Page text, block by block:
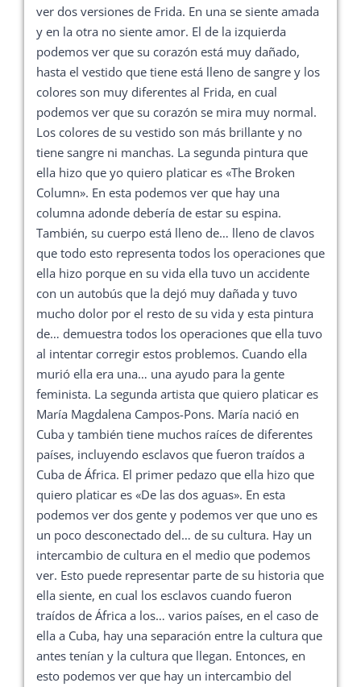
ver dos versiones de Frida. En una se siente amada
y en la otra no siente amor. El de la izquierda
podemos ver que su corazón está muy dañado,
hasta el vestido que tiene está lleno de sangre y los
colores son muy diferentes al Frida, en cual
podemos ver que su corazón se mira muy normal.
Los colores de su vestido son más brillante y no
tiene sangre ni manchas. La segunda pintura que
ella hizo que yo quiero platicar es «The Broken
Column». En esta podemos ver que hay una
columna adonde debería de estar su espina.
También, su cuerpo está lleno de… lleno de clavos
que todo esto representa todos los operaciones que
ella hizo porque en su vida ella tuvo un accidente
con un autobús que la dejó muy dañada y tuvo
mucho dolor por el resto de su vida y esta pintura
de… demuestra todos los operaciones que ella tuvo
al intentar corregir estos problemos. Cuando ella
murió ella era una… una ayudo para la gente
feminista. La segunda artista que quiero platicar es
María Magdalena Campos-Pons. María nació en
Cuba y también tiene muchos raíces de diferentes
países, incluyendo esclavos que fueron traídos a
Cuba de África. El primer pedazo que ella hizo que
quiero platicar es «De las dos aguas». En esta
podemos ver dos gente y podemos ver que uno es
un poco desconectado del… de su cultura. Hay un
intercambio de cultura en el medio que podemos
ver. Esto puede representar parte de su historia que
ella siente, en cual los esclavos cuando fueron
traídos de África a los… varios países, en el caso de
ella a Cuba, hay una separación entre la cultura que
antes tenían y la cultura que llegan. Entonces, en
esto podemos ver que hay un intercambio del